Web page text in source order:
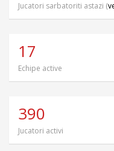
Jucatori sarbatoriti astazi (
17
Echipe active
390
Jucatori activi